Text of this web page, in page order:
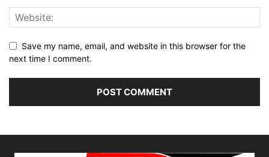
Save my name, email, and website in this browser for the
next time I comment.